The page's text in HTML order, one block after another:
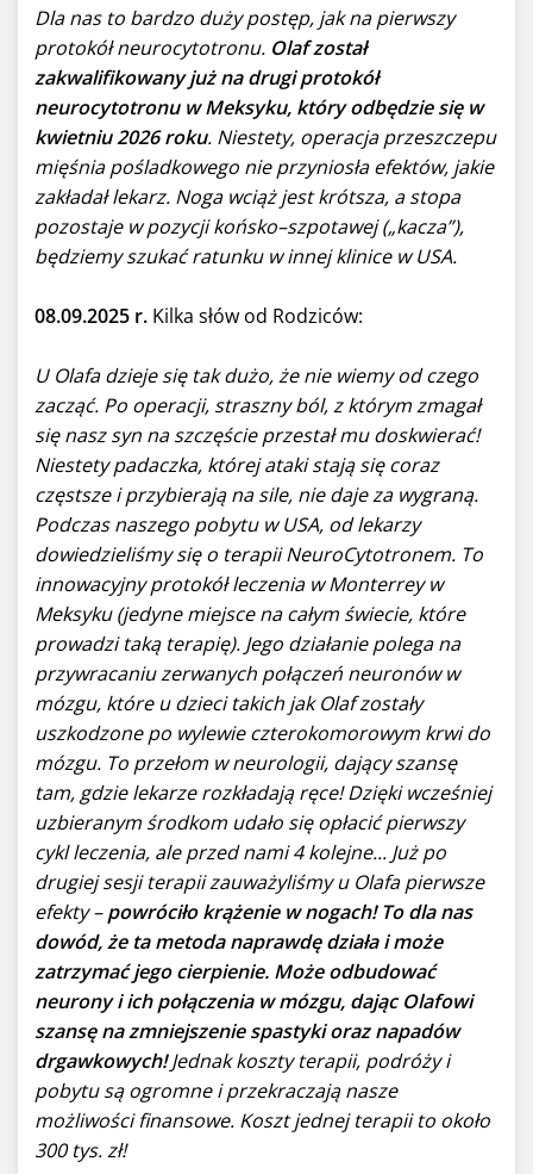
Dla nas to bardzo duży postęp, jak na pierwszy
protokół neurocytotronu. Olaf został
zakwalifikowany już na drugi protokół
neurocytotronu w Meksyku, który odbędzie się w
kwietniu 2026 roku. Niestety, operacja przeszczepu
mięśnia pośladkowego nie przyniosła efektów, jakie
zakładał lekarz. Noga wciąż jest krótsza, a stopa
pozostaje w pozycji końsko–szpotawej („kacza”),
będziemy szukać ratunku w innej klinice w USA.
08.09.2025 r. Kilka słów od Rodziców:
U Olafa dzieje się tak dużo, że nie wiemy od czego
zacząć. Po operacji, straszny ból, z którym zmagał
się nasz syn na szczęście przestał mu doskwierać!
Niestety padaczka, której ataki stają się coraz
częstsze i przybierają na sile, nie daje za wygraną.
Podczas naszego pobytu w USA, od lekarzy
dowiedzieliśmy się o terapii NeuroCytotronem. To
innowacyjny protokół leczenia w Monterrey w
Meksyku (jedyne miejsce na całym świecie, które
prowadzi taką terapię). Jego działanie polega na
przywracaniu zerwanych połączeń neuronów w
mózgu, które u dzieci takich jak Olaf zostały
uszkodzone po wylewie czterokomorowym krwi do
mózgu. To przełom w neurologii, dający szansę
tam, gdzie lekarze rozkładają ręce! Dzięki wcześniej
uzbieranym środkom udało się opłacić pierwszy
cykl leczenia, ale przed nami 4 kolejne... Już po
drugiej sesji terapii zauważyliśmy u Olafa pierwsze
efekty –powróciło krążenie w nogach! To dla nas
dowód, że ta metoda naprawdę działa i może
zatrzymać jego cierpienie. Może odbudować
neurony i ich połączenia w mózgu, dając Olafowi
szansę na zmniejszenie spastyki oraz napadów
drgawkowych!Jednak koszty terapii, podróży i
pobytu są ogromne i przekraczają nasze
możliwości finansowe. Koszt jednej terapii to około
300 tys. zł!